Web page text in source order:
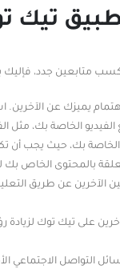
تيك
متابعين جدد، فإليك
يميزك عن
الخاصة بك، مثل
الخاصة بك، حيث يجب
بالمحتوى الخاص
الآخرين عن طريق
على تيك توك
التواصل